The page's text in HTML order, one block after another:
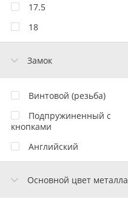
17.5
18
Замок
Винтовой (резьба)
Подпружиненный с
кнопками
Английский
Основной цвет металла